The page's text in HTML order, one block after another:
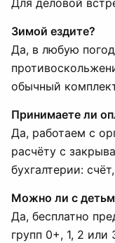
Для деловой
Зимой ездите?
Да, в любую
обычный
Принимаете ли
Да, работаем с
расчёту с
бухгалтерии:
Можно ли с
Да, бесплатно
групп 0+, 1, 2